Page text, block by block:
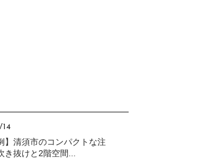
】清須市のコンパクトな注
き抜けと2階空間...